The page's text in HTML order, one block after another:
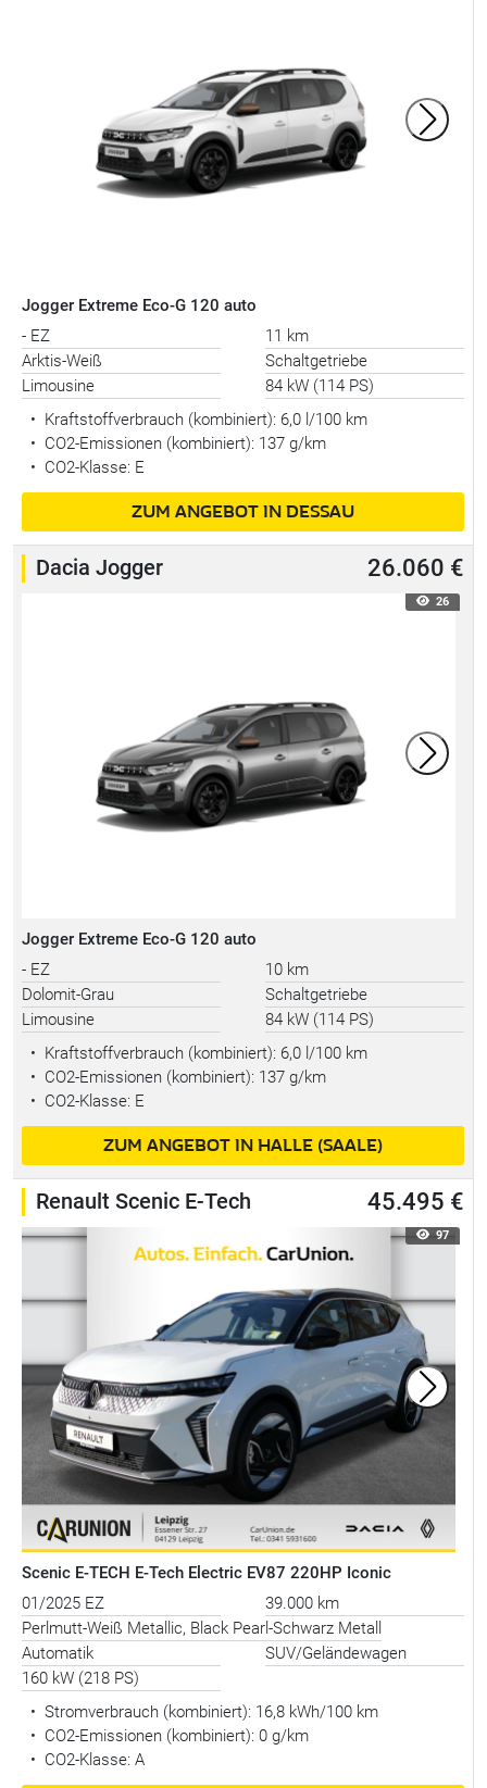
Jogger Extreme Eco-G 120 auto
- EZ
11 km
Arktis-Weiß
Schaltgetriebe
Limousine
84 kW (114 PS)
• Kraftstoffverbrauch (kombiniert): 6,0 l/100 km
• CO2-Emissionen (kombiniert): 137 g/km
• CO2-Klasse: E
ZUM ANGEBOT IN DESSAU
Dacia Jogger 26.060 €
26
Jogger Extreme Eco-G 120 auto
- EZ
10 km
Dolomit-Grau
Schaltgetriebe
Limousine
84 kW (114 PS)
• Kraftstoffverbrauch (kombiniert): 6,0 l/100 km
• CO2-Emissionen (kombiniert): 137 g/km
• CO2-Klasse: E
ZUM ANGEBOT IN HALLE (SAALE)
Renault Scenic E-Tech 45.495 €
97
Scenic E-TECH E-Tech Electric EV87 220HP Iconic
01/2025 EZ
39.000 km
Perlmutt-Weiß Metallic, Black Pearl-Schwarz Metall
Automatik
SUV/Geländewagen
160 kW (218 PS)
• Stromverbrauch (kombiniert): 16,8 kWh/100 km
• CO2-Emissionen (kombiniert): 0 g/km
• CO2-Klasse: A